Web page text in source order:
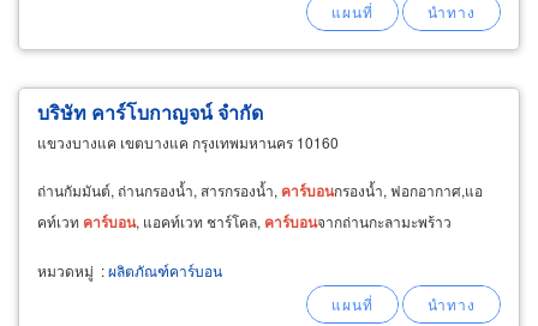
บริษัท คาร์โบกาญจน์ จำกัด
แขวงบางแค เขตบางแค กรุงเทพมหานคร 10160
ถ่านกัมมันต์, ถ่านกรองน้ำ, สารกรองน้ำ, คาร์บอนกรองน้ำ, ฟอกอากาศ,แอ
คท์เวท คาร์บอน, แอคท์เวท ชาร์โคล, คาร์บอนจากถ่านกะลามะพร้าว
หมวดหมู่ :ผลิตภัณฑ์คาร์บอน